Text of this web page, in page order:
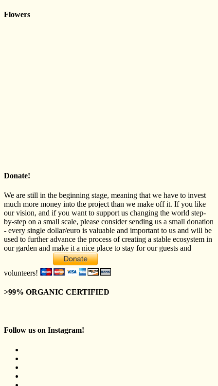
Flowers
Donate!
We are still in the beginning stage, meaning that we have to invest
much more money into the project than we make off it. If you like
our vision, and if you want to support us changing the world step-
by-step on a small scale, please consider sending us a small donation
- every single dollar/euro is valuable and important to us and will be
used to further advance the process of creating a stable ecosystem in
our garden and make it a nice place to stay for our guests and
volunteers!
>99% ORGANIC CERTIFIED
Follow us on Instagram!